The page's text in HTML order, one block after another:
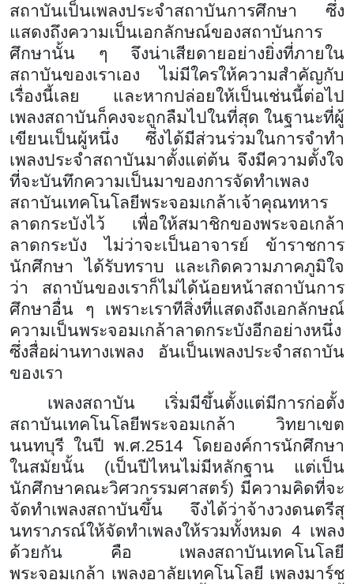
สถาบันเป็นเพลงประจำสถาบันการศึกษา ซึ่ง
แสดงถึงความเป็นเอกลักษณ์ของสถาบันการ
ศึกษานั้น ๆ จึงน่าเสียดายอย่างยิ่งที่ภายใน
สถาบันของเราเอง ไม่มีใครให้ความสำคัญกับ
เรื่องนี้เลย และหากปล่อยให้เป็นเช่นนี้ต่อไป
เพลงสถาบันก็คงจะถูกลืมไปในที่สุด ในฐานะที่ผู้
เขียนเป็นผู้หนึ่ง ซึ่งได้มีส่วนร่วมในการจำทำ
เพลงประจำสถาบันมาตั้งแต่ต้น จึงมีความตั้งใจ
ที่จะบันทึกความเป็นมาของการจัดทำเพลง
สถาบันเทคโนโลยีพระจอมเกล้าเจ้าคุณทหาร
ลาดกระบังไว้ เพื่อให้สมาชิกของพระจอเกล้า
ลาดกระบัง ไม่ว่าจะเป็นอาจารย์ ข้าราชการ
นักศึกษา ได้รับทราบ และเกิดความภาคภูมิใจ
ว่า สถาบันของเราก็ไม่ได้น้อยหน้าสถาบันการ
ศึกษาอื่น ๆ เพราะเราทีสิ่งที่แสดงถึงเอกลักษณ์
ความเป็นพระจอมเกล้าลาดกระบังอีกอย่างหนึ่ง
ซึ่งสื่อผ่านทางเพลง อันเป็นเพลงประจำสถาบัน
ของเรา
เพลงสถาบัน เริ่มมีขึ้นตั้งแต่มีการก่อตั้ง
สถาบันเทคโนโลยีพระจอมเกล้า วิทยาเขต
นนทบุรี ในปี พ.ศ.2514 โดยองค์การนักศึกษา
ในสมัยนั้น (เป็นปีไหนไม่มีหลักฐาน แต่เป็น
นักศึกษาคณะวิศวกรรมศาสตร์) มีความคิดที่จะ
จัดทำเพลงสถาบันขึ้น จึงได้ว่าจ้างวงดนตรีสุ
นทราภรณ์ให้จัดทำเพลงให้รวมทั้งหมด 4 เพลง
ด้วยกัน คือ เพลงสถาบันเทคโนโลยี
พระจอมเกล้า เพลงอาลัยเทคโนโลยี เพลงมาร์ช